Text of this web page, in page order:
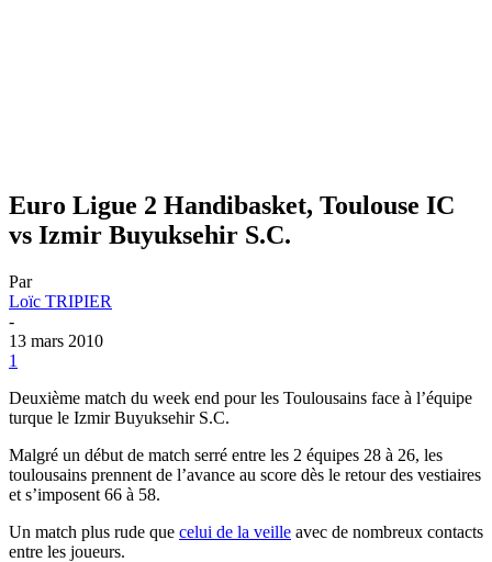
Euro Ligue 2 Handibasket, Toulouse IC
vs Izmir Buyuksehir S.C.
Par
Loïc TRIPIER
-
13 mars 2010
1
Deuxième match du week end pour les Toulousains face à l’équipe
turque le Izmir Buyuksehir S.C.
Malgré un début de match serré entre les 2 équipes 28 à 26, les
toulousains prennent de l’avance au score dès le retour des vestiaires
et s’imposent 66 à 58.
Un match plus rude que celui de la veille avec de nombreux contacts
entre les joueurs.